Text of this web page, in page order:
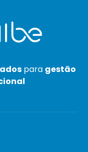
para gestão